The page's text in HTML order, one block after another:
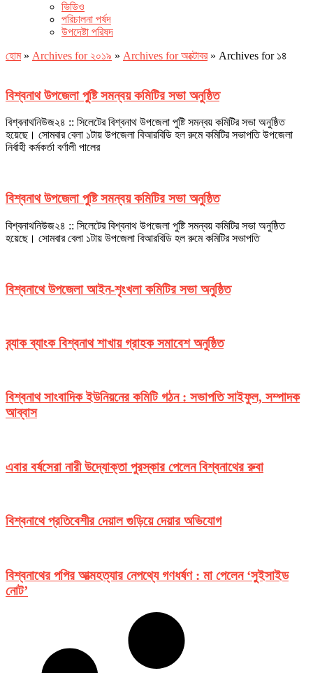
ভিডিও
পরিচালনা পর্ষদ
উপদেষ্টা পরিষদ
হোম» Archives for ২০১৯ » Archives for অক্টোবর» Archives for ১৪
বিশ্বনাথ উপজেলা পুষ্টি সমন্বয় কমিটির সভা অনুষ্ঠিত
বিশ্বনাথনিউজ২৪ :: সিলেটের বিশ্বনাথ উপজেলা পুষ্টি সমন্বয় কমিটির সভা অনুষ্ঠিত
হয়েছে। সোমবার বেলা ১টায় উপজেলা বিআরবিডি হল রুমে কমিটির সভাপতি উপজেলা
নির্বাহী কর্মকর্তা বর্ণালী পালের
বিশ্বনাথ উপজেলা পুষ্টি সমন্বয় কমিটির সভা অনুষ্ঠিত
বিশ্বনাথনিউজ২৪ :: সিলেটের বিশ্বনাথ উপজেলা পুষ্টি সমন্বয় কমিটির সভা অনুষ্ঠিত
হয়েছে। সোমবার বেলা ১টায় উপজেলা বিআরবিডি হল রুমে কমিটির সভাপতি
বিশ্বনাথে উপজেলা আইন-শৃংখলা কমিটির সভা অনুষ্ঠিত
ব্র্যাক ব্যাংক বিশ্বনাথ শাখায় গ্রাহক সমাবেশ অনুষ্ঠিত
বিশ্বনাথ সাংবাদিক ইউনিয়নের কমিটি গঠন : সভাপতি সাইফুল, সম্পাদক
আব্বাস
এবার বর্ষসেরা নারী উদ্যোক্তা পুরস্কার পেলেন বিশ্বনাথের রুবা
বিশ্বনাথে প্রতিবেশীর দেয়াল গুড়িয়ে দেয়ার অভিযোগ
বিশ্বনাথের পপির আত্মহত্যার নেপথ্যে গণধর্ষণ : মা পেলেন ‘সুইসাইড
নোট’